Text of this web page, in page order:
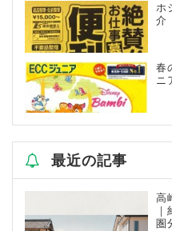
ホ
介
春
ニ
最近の記事
高
圏